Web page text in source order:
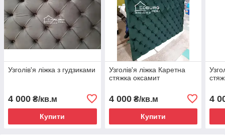
Узголів'я ліжка з гудзиками
4 000 ₴/кв.м
Купити
Узголів'я ліжка Каретна
стяжка оксамит
4 000₴/кв.м
Купити
4